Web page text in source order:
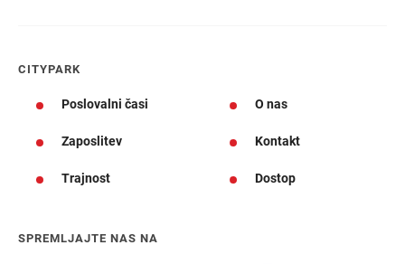
CITYPARK
Poslovalni časi O nas
Zaposlitev Kontakt
Trajnost Dostop
SPREMLJAJTE NAS NA